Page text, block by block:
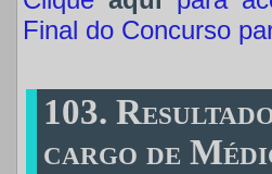
Final do Concurso
103.
cargo de